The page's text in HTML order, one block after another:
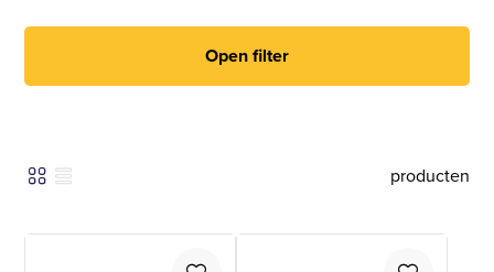
Open filter
producten